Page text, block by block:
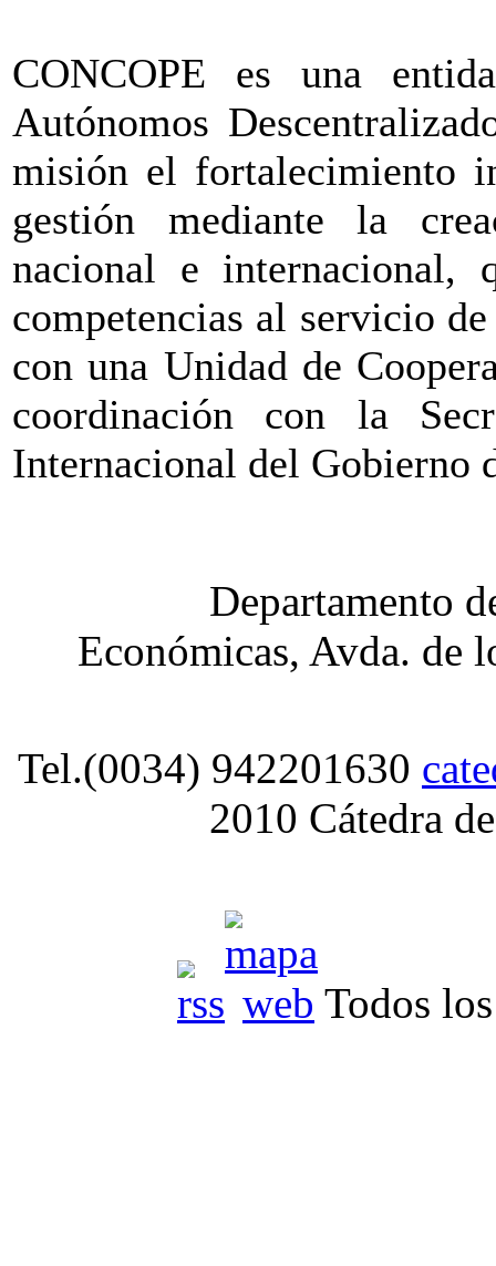
CONCOPE es una
Autónomos
misión el fortalecimiento
gestión mediante la
nacional e
competencias al servicio
con una Unidad de
coordinación con la
Internacional del Gobierno
Departamento
Económicas, Avda. de
Tel.(0034) 942201630
2010 Cátedra
Todos